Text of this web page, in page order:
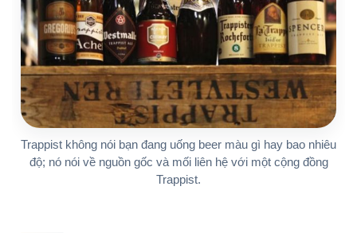
Trappist không nói bạn đang uống beer màu gì hay bao nhiêu
độ; nó nói về nguồn gốc và mối liên hệ với một cộng đồng
Trappist.